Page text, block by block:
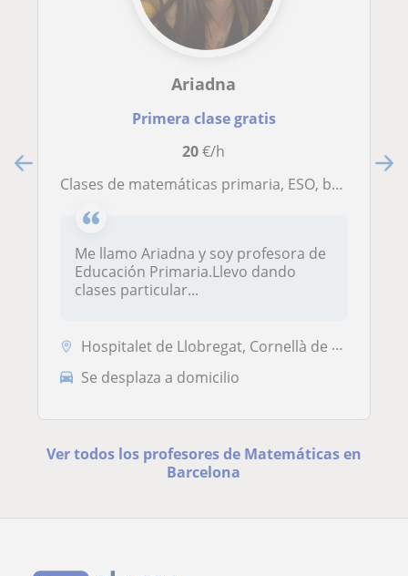
Ariadna
Primera clase gratis
20€/h
Clases de matemáticas primaria, ESO, bachillerato
Me llamo Ariadna y soy profesora de
Educación Primaria.Llevo dando
clases particular...
Hospitalet de Llobregat, Cornellà de Llobregat, Esplugues de Llobregat...
Se desplaza a domicilio
Ver todos los profesores de Matemáticas en
Barcelona